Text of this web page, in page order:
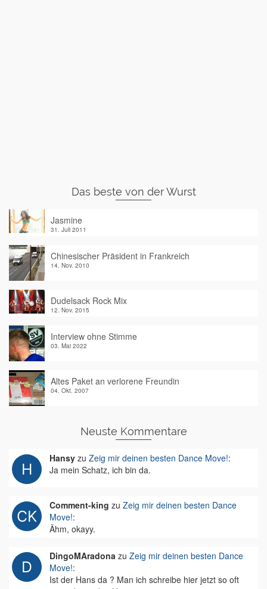
Das beste von der Wurst
Jasmine
31. Juli 2011
Chinesischer Präsident in Frankreich
14. Nov. 2010
Dudelsack Rock Mix
12. Nov. 2015
Interview ohne Stimme
03. Mai 2022
Altes Paket an verlorene Freundin
04. Okt. 2007
Neuste Kommentare
Hansy zu Zeig mir deinen besten Dance Move!:
Ja mein Schatz, ich bin da.
Comment-king zu Zeig mir deinen besten Dance
Move!:
Ähm, okayy.
DingoMAradona zu Zeig mir deinen besten Dance
Move!:
Ist der Hans da ? Man ich schreibe hier jetzt so oft